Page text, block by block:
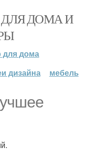
ДЛЯ ДОМА И
для дома
дизайна мебель